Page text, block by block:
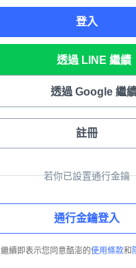
登入
透過 LINE 繼續
透過 Google 繼
註冊
若你已設置通行金鑰
通行金鑰登入
繼續即表示您同意酷澎的使用條款和